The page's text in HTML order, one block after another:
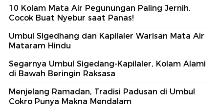
10 Kolam Mata Air Pegunungan Paling Jernih,
Cocok Buat Nyebur saat Panas!
Umbul Sigedhang dan Kapilaler Warisan Mata Air
Mataram Hindu
Segarnya Umbul Sigedang-Kapilaler, Kolam Alami
di Bawah Beringin Raksasa
Menjelang Ramadan, Tradisi Padusan di Umbul
Cokro Punya Makna Mendalam